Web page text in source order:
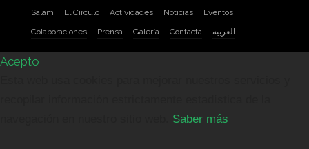
Salam
El Círculo Actividades Noticias
Eventos
Colaboraciones
Prensa Galería Contacta العربيه
Acepto
Saber más